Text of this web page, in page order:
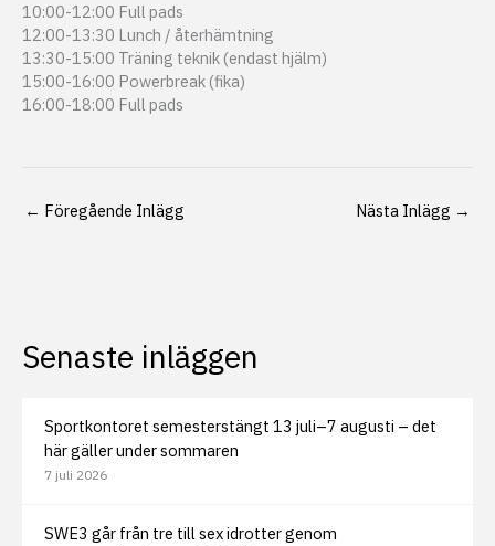
10:00-12:00 Full pads
12:00-13:30 Lunch / återhämtning
13:30-15:00 Träning teknik (endast hjälm)
15:00-16:00 Powerbreak (fika)
16:00-18:00 Full pads
← Föregående Inlägg Nästa Inlägg →
Senaste inläggen
Sportkontoret semesterstängt 13 juli–7 augusti – det
här gäller under sommaren
7 juli 2026
SWE3 går från tre till sex idrotter genom